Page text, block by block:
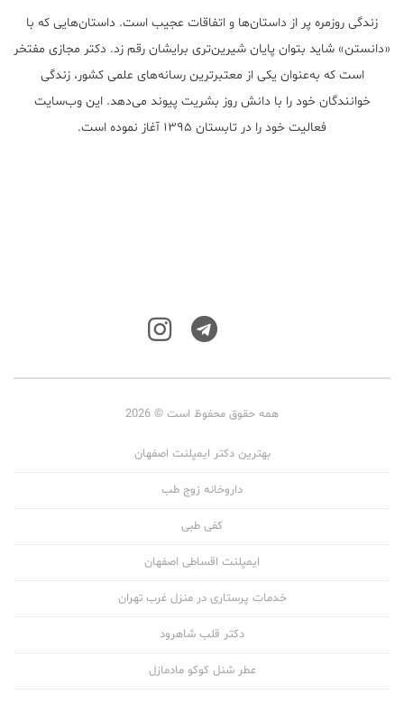
زندگی روزمره پر از داستان‌ها و اتفاقات عجیب است. داستان‌هایی که با
«دانستن» شاید بتوان پایان شیرین‌تری برایشان رقم زد. دکتر مجازی مفتخر
است که به‌عنوان یکی از معتبر‌ترین رسانه‌های علمی کشور، زندگی
خوانندگان خود را با دانش روز بشریت پیوند می‌دهد. این وب‌سایت
فعالیت خود را در تابستان ۱۳۹۵ آغاز نموده است.
همه حقوق محفوظ است © 2026
بهترین دکتر ایمپلنت اصفهان
داروخانه زوج طب
کفی طبی
ایمپلنت اقساطی اصفهان
خدمات پرستاری در منزل غرب تهران
دکتر قلب شاهرود
عطر شنل کوکو مادمازل